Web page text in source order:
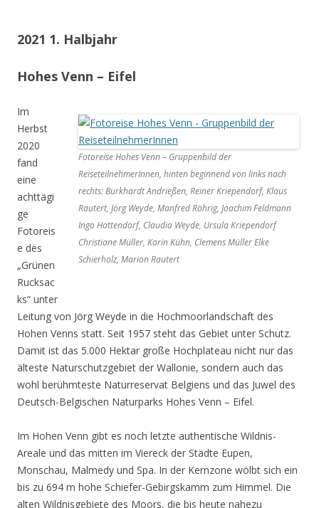
2021 1. Halbjahr
Hohes Venn – Eifel
Fotoreise Hohes Venn – Gruppenbild der
ReiseteilnehmerInnen, hinten beginnend von links nach
rechts: Burkhardt Andrießen, Reiner Kriependorf, Klaus
Rautert, Jörg Weyde, Manfred Röhrig, Joachim Feldmann
Ingo Hattendorf, Claudia Weyde, Ursula Kriependorf
Christiane Müller, Karin Kühn, Clemens Müller Elke
Schierholz, Marion Rautert
Im
Herbst
2020
fand
eine
achttägi
ge
Fotoreis
e des
„Grünen
Rucksac
ks“ unter
Leitung von Jörg Weyde in die Hochmoorlandschaft des
Hohen Venns statt. Seit 1957 steht das Gebiet unter Schutz.
Damit ist das 5.000 Hektar große Hochplateau nicht nur das
älteste Naturschutzgebiet der Wallonie, sondern auch das
wohl berühmteste Naturreservat Belgiens und das Juwel des
Deutsch-Belgischen Naturparks Hohes Venn – Eifel.
Im Hohen Venn gibt es noch letzte authentische Wildnis-
Areale und das mitten im Viereck der Städte Eupen,
Monschau, Malmedy und Spa. In der Kernzone wölbt sich ein
bis zu 694 m hohe Schiefer-Gebirgskamm zum Himmel. Die
alten Wildnisgebiete des Moors, die bis heute nahezu